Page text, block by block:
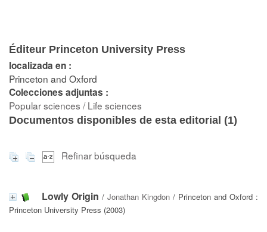
Éditeur Princeton University Press
localizada en :
Princeton and Oxford
Colecciones adjuntas :
Popular sciences / Life sciences
Documentos disponibles de esta editorial (1)
Refinar búsqueda
Lowly Origin / Jonathan Kingdon / Princeton and Oxford :
Princeton University Press (2003)